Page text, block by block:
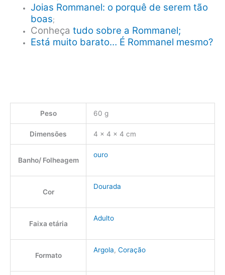
Joias Rommanel: o porquê de serem tão
boas;
Conheçatudo sobre a Rommanel;
Está muito barato… É Rommanel mesmo?
Peso 60 g
Dimensões 4 × 4 × 4 cm
Banho/ Folheagem
ouro
Cor
Dourada
Faixa etária
Adulto
Formato
Argola, Coração